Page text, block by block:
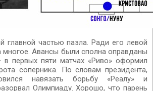
главной частью пазла. Ради его левой
многое. Авансы были сполна оправданы
в первых пяти матчах «Риво» оформил
соперника. По словам президента,
навязать борьбу «Реалу» и
Олимпиаду. Хорошо, что парень